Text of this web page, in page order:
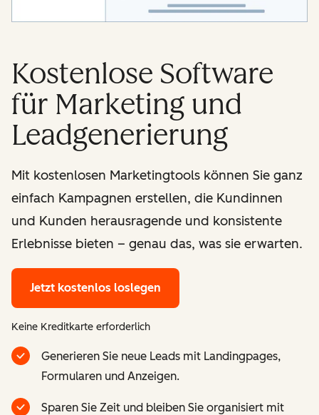
Kostenlose Software
für Marketing und
Leadgenerierung
Mit kostenlosen Marketingtools können Sie ganz
einfach Kampagnen erstellen, die Kundinnen
und Kunden herausragende und konsistente
Erlebnisse bieten – genau das, was sie erwarten.
Jetzt kostenlos loslegen
Keine Kreditkarte erforderlich
Generieren Sie neue Leads mit Landingpages,
Formularen und Anzeigen.
Sparen Sie Zeit und bleiben Sie organisiert mit